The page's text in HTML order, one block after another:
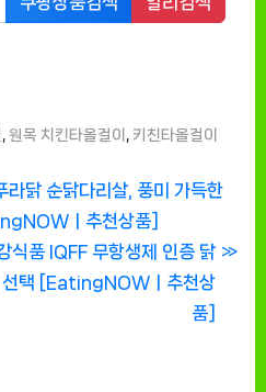
,원목 치킨타올걸이 키친타올걸이
닭 순닭다리살, 풍미 가득한
ㅣ추천상품]
식품 IQFF 무항생제 인증 닭
선택 [EatingNOWㅣ추천상
품]